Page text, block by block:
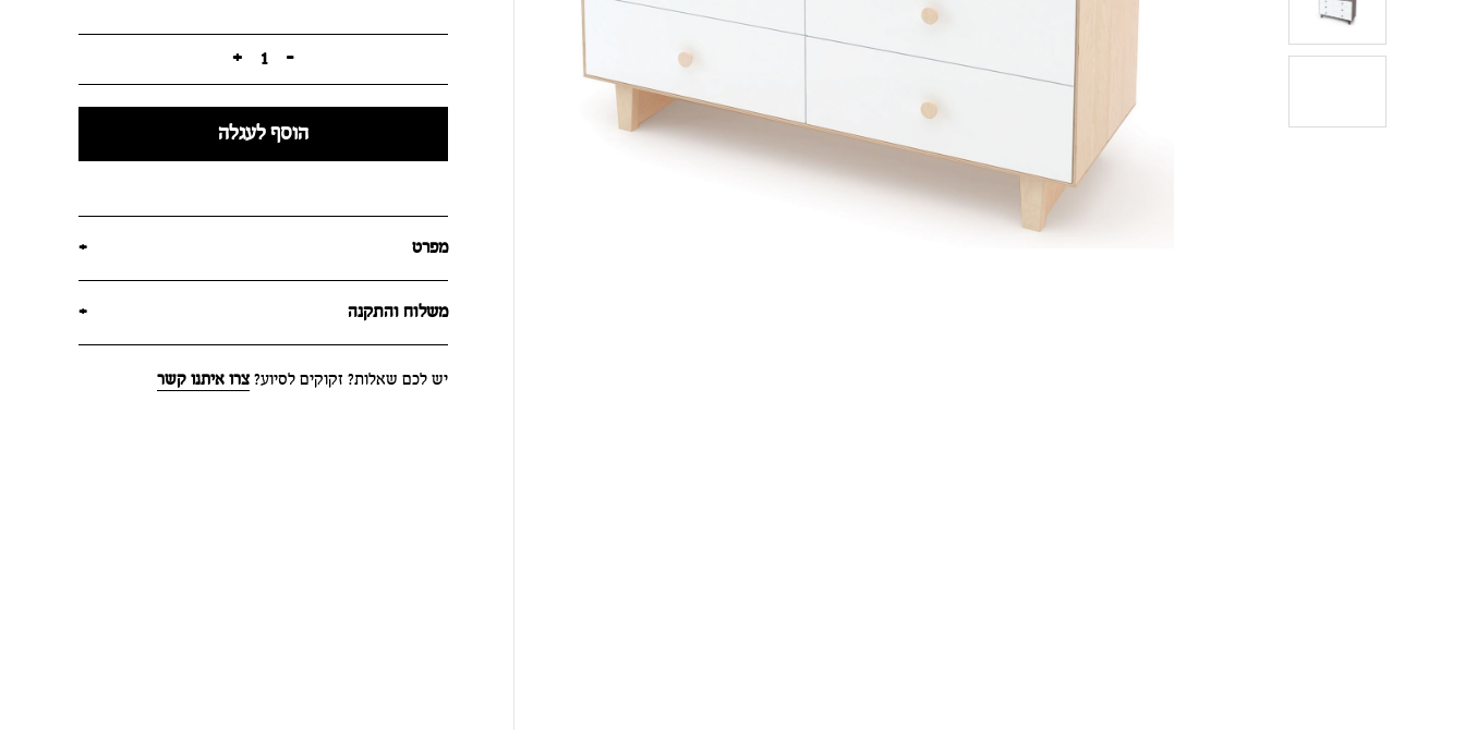
-
1
+
הוסף לעגלה
מפרט +
משלוח והתקנה +
יש לכם שאלות? זקוקים לסיוע? צרו איתנו קשר